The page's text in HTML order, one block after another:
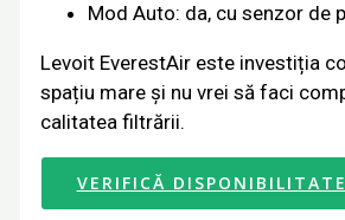
Mod Auto: da, cu senzor de
Levoit EverestAir este investiția
spațiu mare și nu vrei să faci
calitatea filtrării.
VERIFICĂ